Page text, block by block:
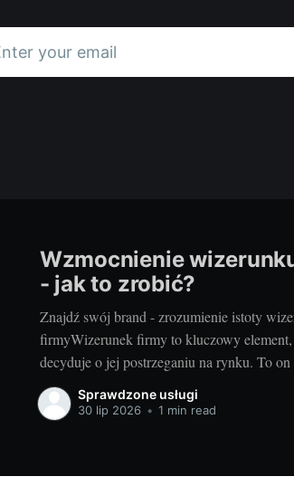
your email
Wzmocnienie
- jak to zrobić?
Znajdź swój brand - zrozumienie istoty
firmyWizerunek firmy to kluczowy
decyduje o jej postrzeganiu na rynku. To on
nowych klientów, buduje zaufanie i pozwala
pośród konkurencji. Ale jak zdefiniować
Logo,
Sprawdzone usługi
30 lip 2026 • 1 min read